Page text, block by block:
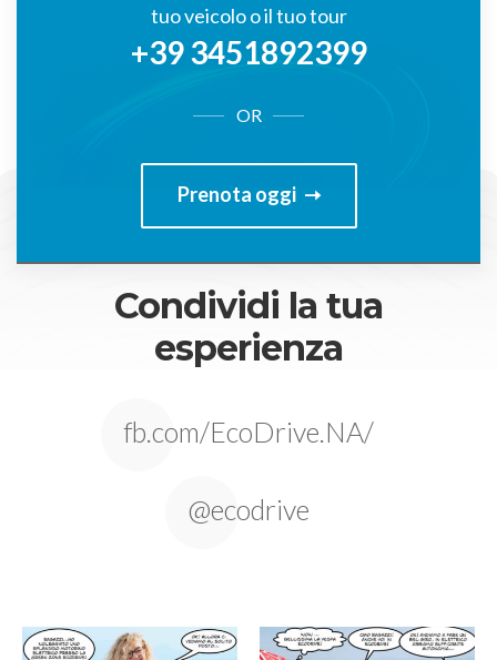
tuo veicolo o il tuo tour
+39 3451892399
OR
Prenota oggi
Condividi la tua
esperienza
fb.com/EcoDrive.NA/
@ecodrive